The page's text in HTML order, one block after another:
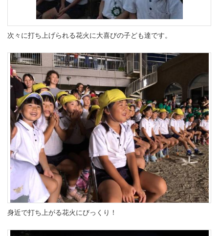
次々に打ち上げられる花火に大喜びの子ども達です。
身近で打ち上がる花火にびっくり！